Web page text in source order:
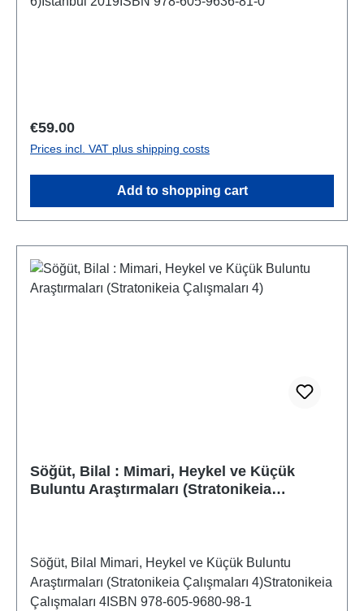
Regular price:
€59.00
Prices incl. VAT plus shipping costs
Add to shopping cart
Söğüt, Bilal : Mimari, Heykel ve Küçük
Buluntu Araştırmaları (Stratonikeia
Söğüt, Bilal Mimari, Heykel ve Küçük Buluntu
Araştırmaları (Stratonikeia Çalışmaları 4)Stratonikeia
Çalışmaları 4ISBN 978-605-9680-98-1